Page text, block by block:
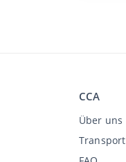
CCA
Über uns
Transport